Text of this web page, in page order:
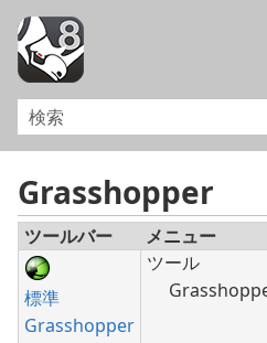
Grasshopper
ツールバー メニュー
標準
Grasshopper
ツール